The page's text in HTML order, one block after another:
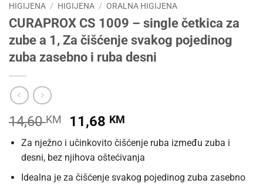
HIGIJENA / HIGIJENA / ORALNA HIGIJENA
CURAPROX CS 1009 – single četkica za
zube a 1, Za čišćenje svakog pojedinog
zuba zasebno i ruba desni
14,60KM
Izvorna
cijena
bila
je:
14,60 KM.
11,68 KM
cijena
je:
11,68 KM.
Za nježno i učinkovito čišćenje ruba između zuba i
desni, bez njihova oštećivanja
Idealna je za čišćenje svakog pojedinog zuba zasebno